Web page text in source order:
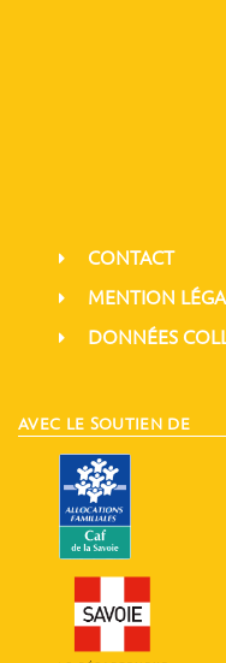
CONTACT
MENTION
DONNÉES
AVEC LE SOUTIEN DE